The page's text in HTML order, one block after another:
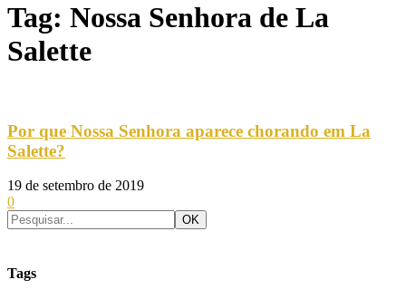
Tag: Nossa Senhora de La
Salette
Por que Nossa Senhora aparece chorando em La
Salette?
19 de setembro de 2019
0
Tags